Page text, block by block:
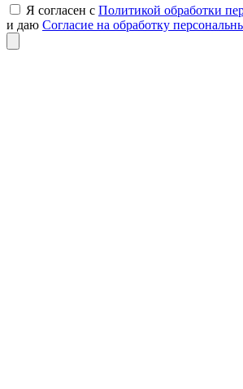
Я согласен с Политикой обработки
и даю Согласие на обработку